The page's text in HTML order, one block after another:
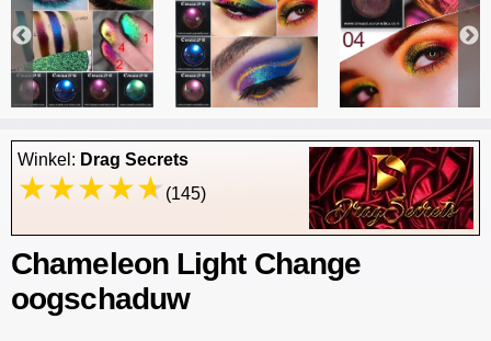
Winkel: Drag Secrets
(145)
Chameleon Light Change
oogschaduw